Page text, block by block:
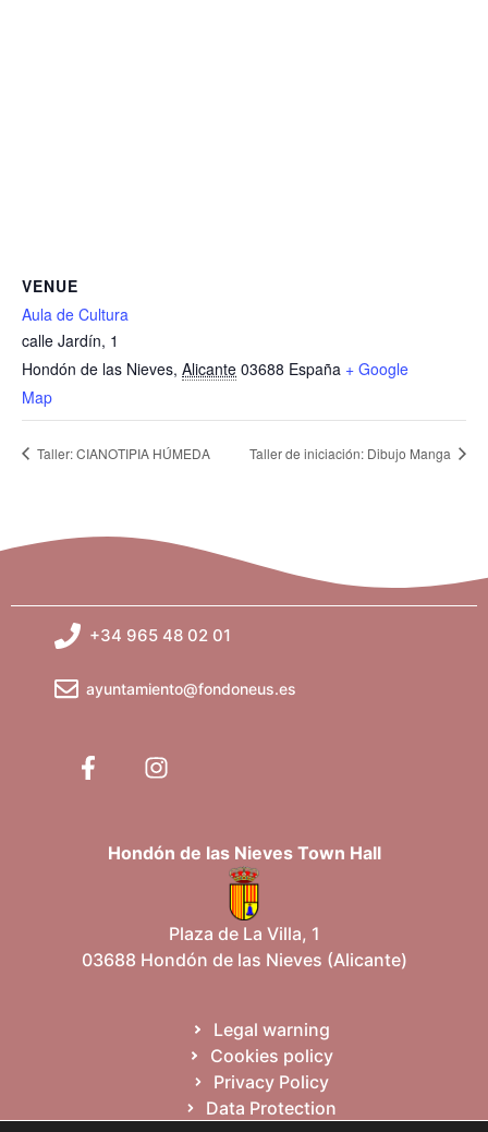
VENUE
Aula de Cultura
calle Jardín, 1
Hondón de las Nieves, Alicante 03688 España + Google
Map
Taller: CIANOTIPIA HÚMEDA Taller de iniciación: Dibujo Manga
+34 965 48 02 01
ayuntamiento@fondoneus.es
Hondón de las Nieves Town Hall
Plaza de La Villa, 1
03688 Hondón de las Nieves (Alicante)
Legal warning
Cookies policy
Privacy Policy
Data Protection